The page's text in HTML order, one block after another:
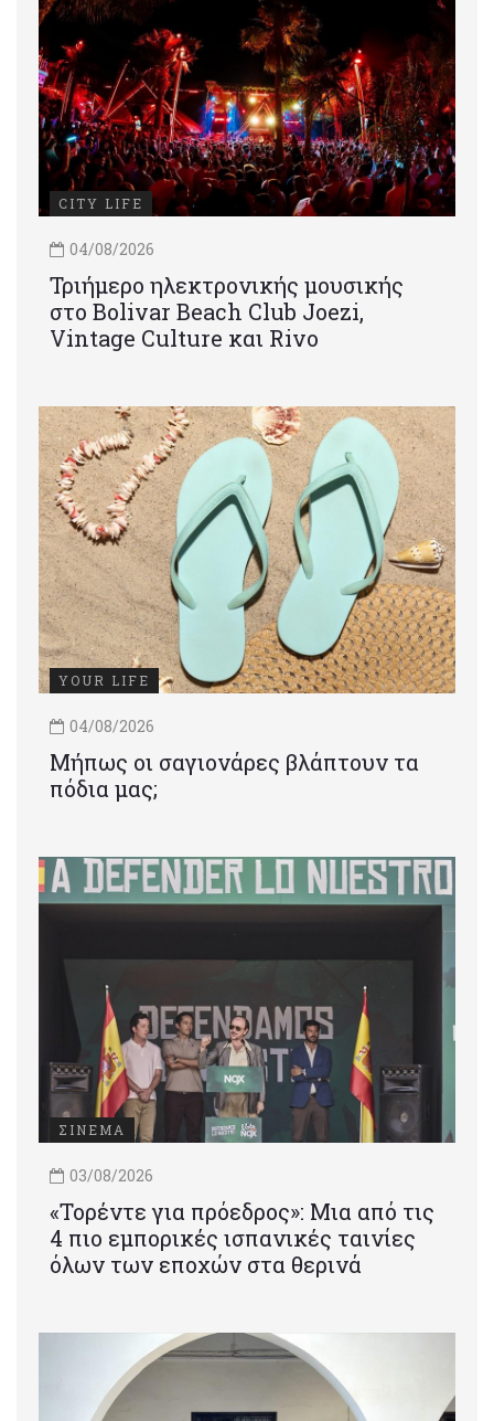
CITY LIFE
04/08/2026
Τριήμερο ηλεκτρονικής μουσικής
στο Bolivar Beach Club Joezi,
Vintage Culture και Rivo
YOUR LIFE
04/08/2026
Μήπως οι σαγιονάρες βλάπτουν τα
πόδια μας;
ΣΙΝΕΜΑ
03/08/2026
«Τορέντε για πρόεδρος»: Mια από τις
4 πιο εμπορικές ισπανικές ταινίες
όλων των εποχών στα θερινά